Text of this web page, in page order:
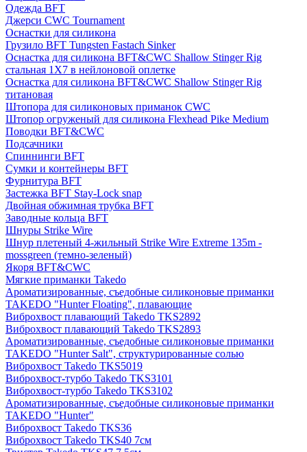
Одежда BFT
Джерси CWC Tournament
Оснастки для силикона
Грузило BFT Tungsten Fastach Sinker
Оснастка для силикона BFT&CWC Shallow Stinger Rig
стальная 1X7 в нейлоновой оплетке
Оснастка для силикона BFT&CWC Shallow Stinger Rig
титановая
Штопора для силиконовых приманок CWC
Штопор огруженый для силикона Flexhead Pike Medium
Поводки BFT&CWC
Подсачники
Спиннинги BFT
Сумки и контейнеры BFT
Фурнитура BFT
Застежка BFT Stay-Lock snap
Двойная обжимная трубка BFT
Заводные кольца BFT
Шнуры Strike Wire
Шнур плетеный 4-жильный Strike Wire Extreme 135m -
mossgreen (темно-зеленый)
Якоря BFT&CWC
Мягкие приманки Takedo
Ароматизированные, съедобные силиконовые приманки
TAKEDO "Hunter Floating", плавающие
Виброхвост плавающий Takedo TKS2892
Виброхвост плавающий Takedo TKS2893
Ароматизированные, съедобные силиконовые приманки
TAKEDO "Hunter Salt", структурированные солью
Виброхвост Takedo TKS5019
Виброхвост-турбо Takedo TKS3101
Виброхвост-турбо Takedo TKS3102
Ароматизированные, съедобные силиконовые приманки
TAKEDO "Hunter"
Виброхвост Takedo TKS36
Виброхвост Takedo TKS40 7см